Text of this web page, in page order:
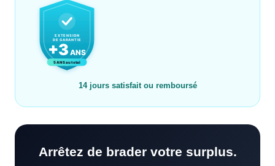
14 jours satisfait ou remboursé
Arrêtez de brader votre surplus.